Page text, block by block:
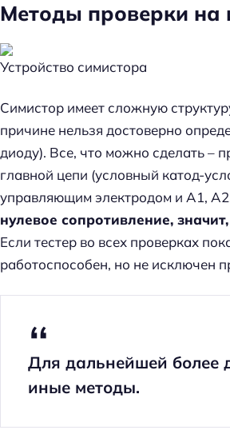
Методы проверки на
Устройство симистора
Симистор имеет сложную
причине нельзя достоверно
диоду). Все, что можно сделать –
главной цепи (условный катод-
управляющим электродом и А1,
нулевое сопротивление,
Если тестер во всех проверках
работоспособен, но не исключен
Для дальнейшей более
иные методы.